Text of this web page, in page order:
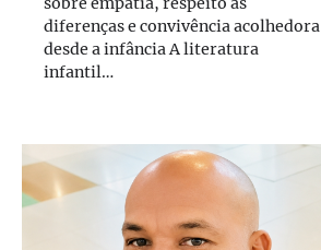
diferenças e convivência acolhedora
desde a infância A literatura
infantil…